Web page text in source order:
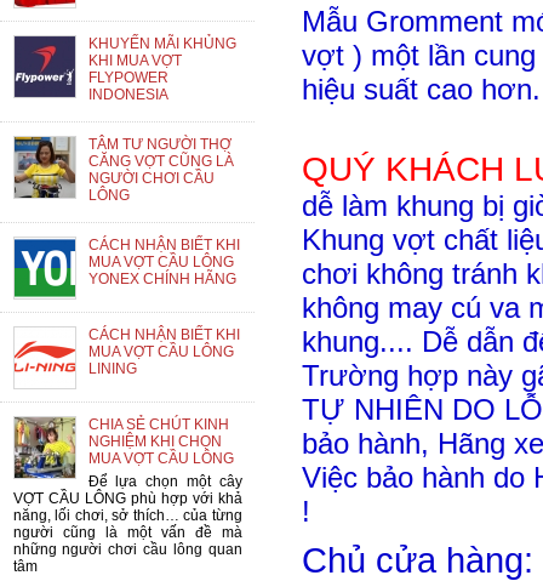
KHUYẾN MÃI KHỦNG
KHI MUA VỢT
FLYPOWER
INDONESIA
TÂM TƯ NGƯỜI THỢ
CĂNG VỢT CŨNG LÀ
NGƯỜI CHƠI CẦU
LÔNG
CÁCH NHẬN BIẾT KHI
MUA VỢT CẦU LÔNG
YONEX CHÍNH HÃNG
CÁCH NHẬN BIẾT KHI
MUA VỢT CẦU LÔNG
LINING
CHIA SẺ CHÚT KINH
NGHIỆM KHI CHỌN
MUA VỢT CẦU LÔNG
Để lựa chọn một cây
VỢT CẦU LÔNG phù hợp với khả
năng, lối chơi, sở thích… của từng
người cũng là một vấn đề mà
những người chơi cầu lông quan
tâm
Mẫu Gromment
vợt ) một lần
hiệu suất cao hơn.
QUÝ KHÁCH
dễ làm khung bị
Khung vợt chất
chơi không tránh
không may cú va
khung.... Dễ dẫn
Trường hợp này
TỰ NHIÊN DO
bảo hành, Hãng
Việc bảo hành do
!
Chủ cửa hàng: